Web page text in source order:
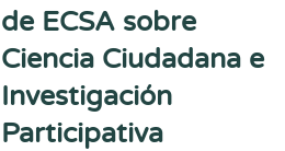
de ECSA sobre
Ciencia Ciudadana e
Investigación
Participativa